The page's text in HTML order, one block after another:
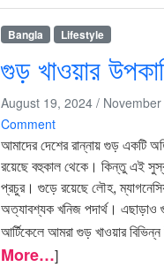
Bangla Lifestyle
গুড় খাওয়ার
August 19, 2024 /
Comment
আমাদের দেশের রান্নায় গুড় একটি
রয়েছে বহুকাল থেকে। কিন্তু এই
প্রচুর। গুড়ে রয়েছে লৌহ,
অত্যাবশ্যক খনিজ পদার্থ। এছাড়াও
আর্টিকেলে আমরা গুড় খাওয়ার
More…]